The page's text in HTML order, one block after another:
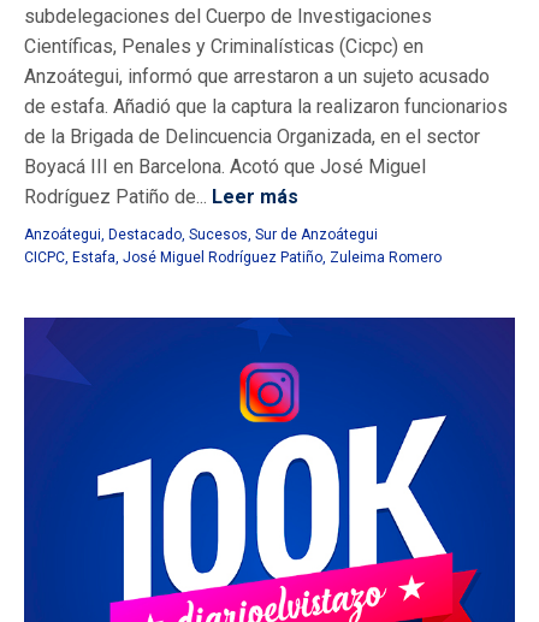
subdelegaciones del Cuerpo de Investigaciones
Científicas, Penales y Criminalísticas (Cicpc) en
Anzoátegui, informó que arrestaron a un sujeto acusado
de estafa. Añadió que la captura la realizaron funcionarios
de la Brigada de Delincuencia Organizada, en el sector
Boyacá III en Barcelona. Acotó que José Miguel
Rodríguez Patiño de... Leer más
Anzoátegui, Destacado, Sucesos, Sur de Anzoátegui
CICPC, Estafa, José Miguel Rodríguez Patiño, Zuleima Romero